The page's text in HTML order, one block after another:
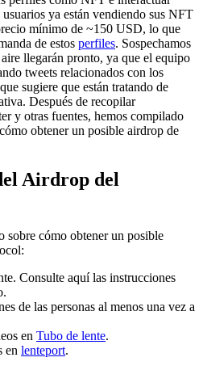
ya están vendiendo sus NFT
mínimo de ~150 USD, lo que
de estos perfiles. Sospechamos
llegarán pronto, ya que el equipo
tweets relacionados con los
sugiere que están tratando de
Después de recopilar
y otras fuentes, hemos compilado
obtener un posible airdrop de
Airdrop del
sobre cómo obtener un posible
Consulte aquí las instrucciones
de las personas al menos una vez a
en Tubo de lente.
en lenteport.